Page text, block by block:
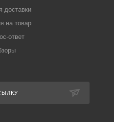
доставки
на товар
ответ